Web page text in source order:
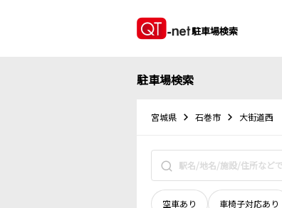
駐車場検索
駐車場検索
宮城県 石巻市 大街道西
空車あり 車椅子対応あり